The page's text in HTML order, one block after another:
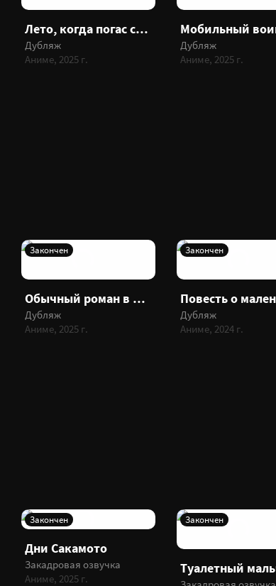
Лето, когда погас свет
Дубляж
Аниме, 2025 г.
Дубляж
Аниме, 2025 г.
Закончен
Обычный роман в Коулуне
Дубляж
Аниме, 2025 г.
Закончен
Дубляж
Аниме, 2024 г.
Закончен
Дни Сакамото
Закадровая озвучка
Аниме, 2025 г.
Закончен